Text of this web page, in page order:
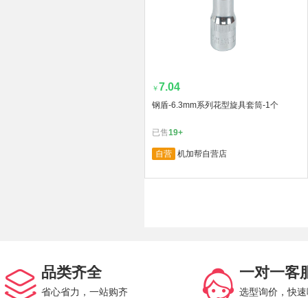
￥7.04
钢盾-6.3mm系列花型旋具套筒-1个
已售19+
自营 机加帮自营店
品类齐全
省心省力，一站购齐
一对一客
选型询价，快